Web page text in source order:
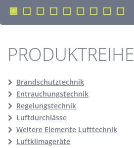
PRODUKTREIHE
Brandschutztechnik
Entrauchungstechnik
Regelungstechnik
Luftdurchlässe
Weitere Elemente Lufttechnik
Luftklimageräte